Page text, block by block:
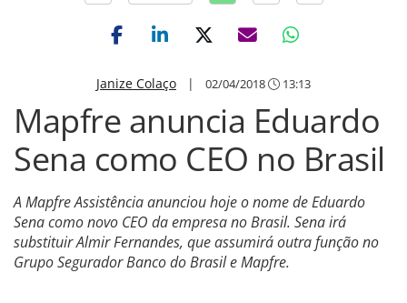
Janize Colaço | 02/04/2018 13:13
Mapfre anuncia Eduardo
Sena como CEO no Brasil
A Mapfre Assistência anunciou hoje o nome de Eduardo
Sena como novo CEO da empresa no Brasil. Sena irá
substituir Almir Fernandes, que assumirá outra função no
Grupo Segurador Banco do Brasil e Mapfre.